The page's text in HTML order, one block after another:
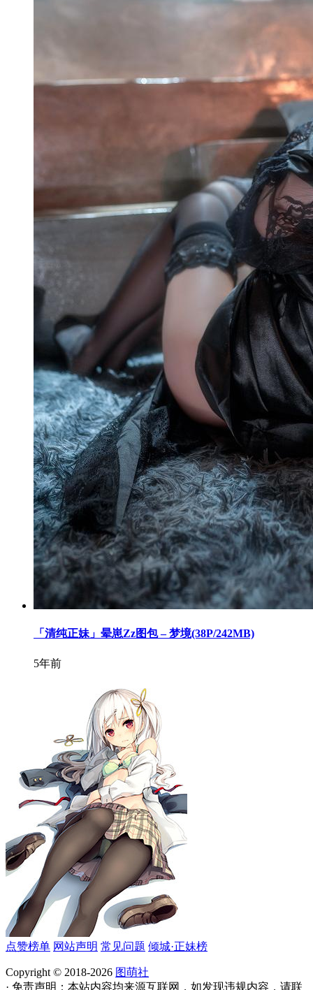
「清纯正妹」晕崽Zz图包 – 梦境(38P/242MB)
5年前
点赞榜单 网站声明 常见问题 倾城·正妹榜
Copyright © 2018-2026 图萌社
· 免责声明：本站内容均来源互联网，如发现违规内容，请联